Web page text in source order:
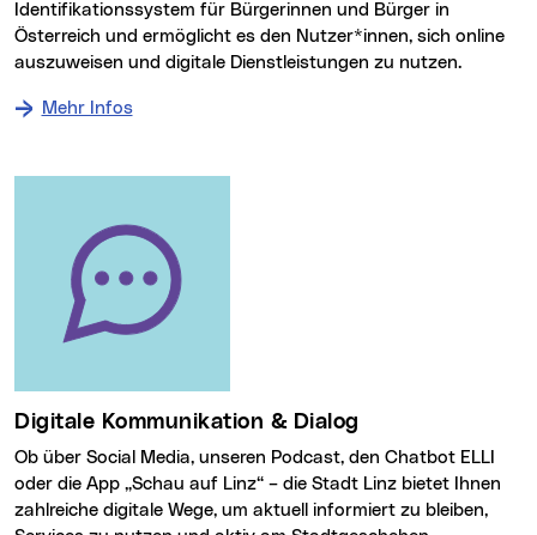
Identifikationssystem für Bürgerinnen und Bürger in
Österreich und ermöglicht es den Nutzer*innen, sich online
auszuweisen und digitale Dienstleistungen zu nutzen.
Mehr Infos
Digitale Kommunikation & Dialog
Ob über Social Media, unseren Podcast, den Chatbot ELLI
oder die App „Schau auf Linz“ – die Stadt Linz bietet Ihnen
zahlreiche digitale Wege, um aktuell informiert zu bleiben,